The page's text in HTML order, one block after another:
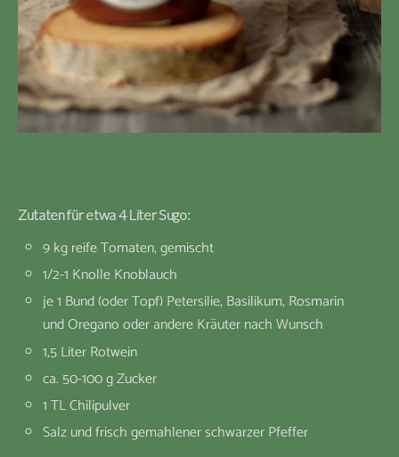
Zutaten für etwa 4 Liter Sugo:
9 kg reife Tomaten, gemischt
1/2-1 Knolle Knoblauch
je 1 Bund (oder Topf) Petersilie, Basilikum, Rosmarin
und Oregano oder andere Kräuter nach Wunsch
1,5 Liter Rotwein
ca. 50-100 g Zucker
1 TL Chilipulver
Salz und frisch gemahlener schwarzer Pfeffer